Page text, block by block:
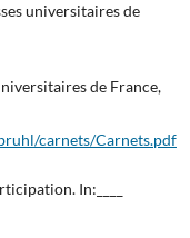
universitaires de
universitaires de France,
carnets/Carnets.pdf
In:____